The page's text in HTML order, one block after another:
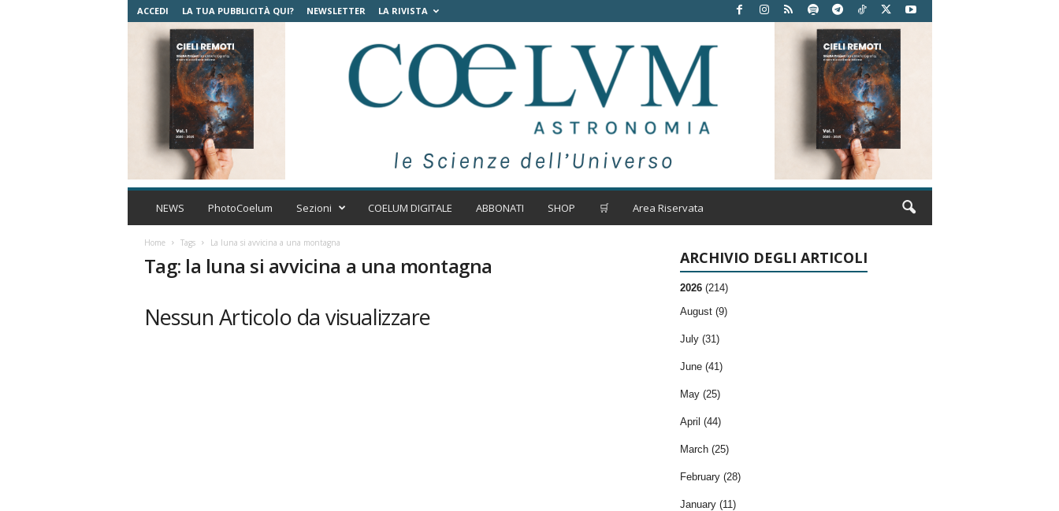
ACCEDI LA TUA PUBBLICITÀ QUI? NEWSLETTER LA RIVISTA
C
m
t
NEWS PhotoCoelum Sezioni COELUM DIGITALE ABBONATI SHOP 🛒 Area Riservata
Home Tags La luna si avvicina a una montagna
Tag: la luna si avvicina a una montagna
Nessun Articolo da visualizzare
ARCHIVIO DEGLI ARTICOLI
2026 (214)
August (9)
July (31)
June (41)
May (25)
April (44)
March (25)
February (28)
January (11)